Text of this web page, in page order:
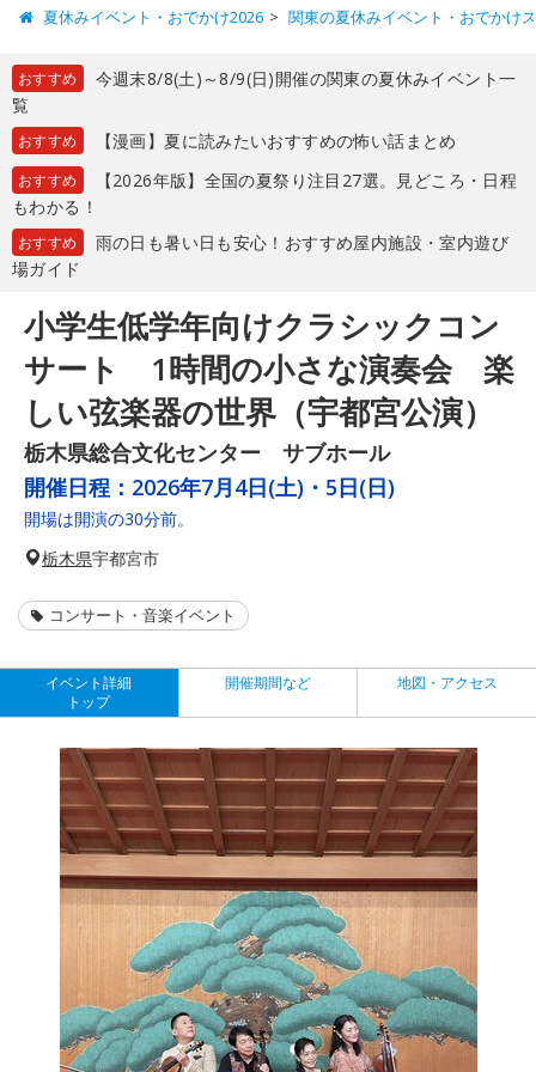
夏休みイベント・おでかけ2026 関東の夏休みイベント・おでかけ
おすすめ
今週末8/8(土)～8/9(日)開催の関東の夏休みイベント一
覧
おすすめ 【漫画】夏に読みたいおすすめの怖い話まとめ
おすすめ
【2026年版】全国の夏祭り注目27選。見どころ・日程
もわかる！
おすすめ
雨の日も暑い日も安心！おすすめ屋内施設・室内遊び
場ガイド
小学生低学年向けクラシックコン
サート 1時間の小さな演奏会 楽
しい弦楽器の世界（宇都宮公演）
栃木県総合文化センター サブホール
開催日程： 2026年7月4日(土)・5日(日)
開場は開演の30分前。
栃木県宇都宮市
コンサート・音楽イベント
イベント詳細
トップ
開催期間など 地図・アクセス